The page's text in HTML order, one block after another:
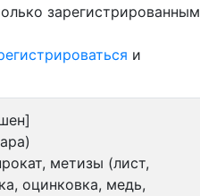
зарегистрированным
и
метизы (лист,
оцинковка, медь,